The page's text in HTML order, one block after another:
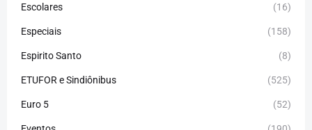
Escolares (16)
Especiais (158)
Espirito Santo (8)
ETUFOR e Sindiônibus (525)
Euro 5 (52)